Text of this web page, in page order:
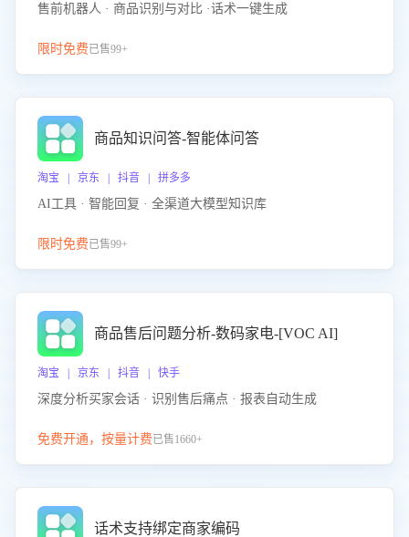
售前机器人 · 商品识别与对比 ·话术一键生成
限时免费已售99+
商品知识问答-智能体问答
淘宝 | 京东 | 抖音 | 拼多多
AI工具 · 智能回复 · 全渠道大模型知识库
限时免费已售99+
商品售后问题分析-数码家电-[VOC AI]
淘宝 | 京东 | 抖音 | 快手
深度分析买家会话 · 识别售后痛点 · 报表自动生成
免费开通，按量计费已售1660+
话术支持绑定商家编码